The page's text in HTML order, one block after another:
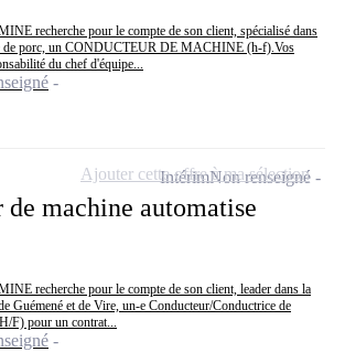
recherche pour le compte de son client, spécialisé dans
de porc, un CONDUCTEUR DE MACHINE (h-f).Vos
du chef d'équipe...
de machine automatise
recherche pour le compte de son client, leader dans la
Guémené et de Vire, un-e Conducteur/Conductrice de
F) pour un contrat...
IntérimNon renseigné
Ajouter cette offre à ma sélection